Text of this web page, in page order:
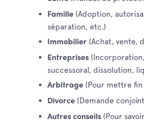
Famille (Adoption,
séparation, etc.)
Immobilier (Achat, vente,
Entreprises
successoral, dissolution,
Arbitrage (Pour mettre
Divorce (Demande
Autres conseils (Pour